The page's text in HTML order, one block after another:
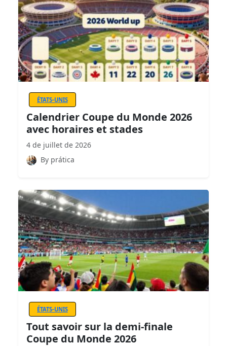
ÉTATS-UNIS
Calendrier Coupe du Monde 2026
avec horaires et stades
4 de juillet de 2026
By prática
ÉTATS-UNIS
Tout savoir sur la demi-finale
Coupe du Monde 2026